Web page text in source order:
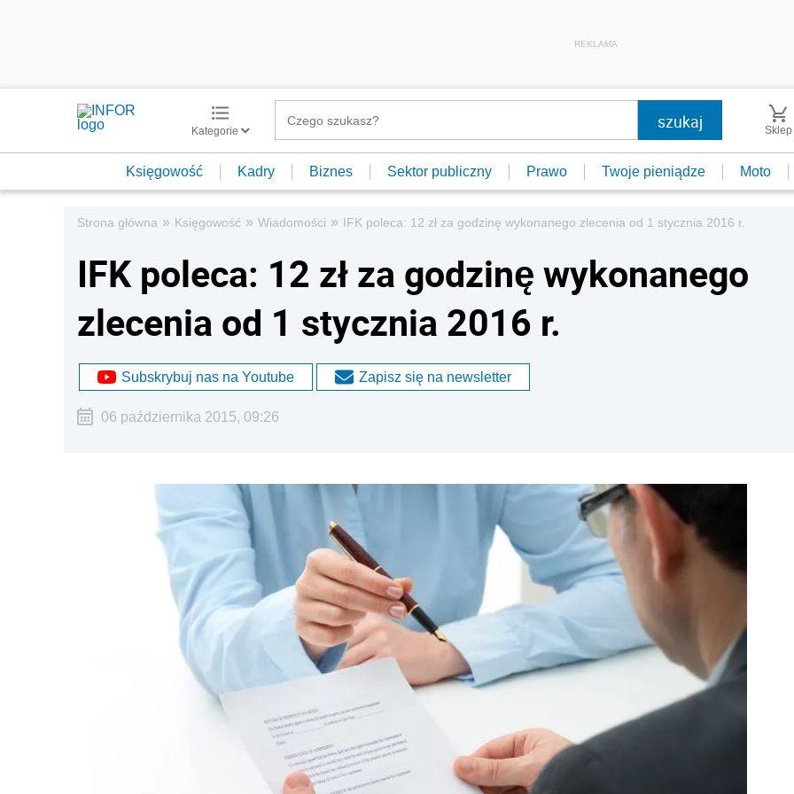
REKLAMA
Kategorie Sklep
Księgowość Kadry Biznes Sektor publiczny Prawo Twoje pieniądze Moto
Strona główna » Księgowość » Wiadomości » IFK poleca: 12 zł za godzinę wykonanego zlecenia od 1 stycznia 2016 r.
IFK poleca: 12 zł za godzinę wykonanego
zlecenia od 1 stycznia 2016 r.
Subskrybuj nas na Youtube Zapisz się na newsletter
06 października 2015, 09:26